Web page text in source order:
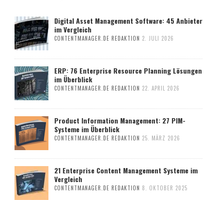
Digital Asset Management Software: 45 Anbieter
im Vergleich
CONTENTMANAGER.DE REDAKTION 2. JULI 2026
ERP: 76 Enterprise Resource Planning Lösungen
im Überblick
CONTENTMANAGER.DE REDAKTION 22. APRIL 2026
Product Information Management: 27 PIM-
Systeme im Überblick
CONTENTMANAGER.DE REDAKTION 25. MÄRZ 2026
21 Enterprise Content Management Systeme im
Vergleich
CONTENTMANAGER.DE REDAKTION 8. OKTOBER 2025